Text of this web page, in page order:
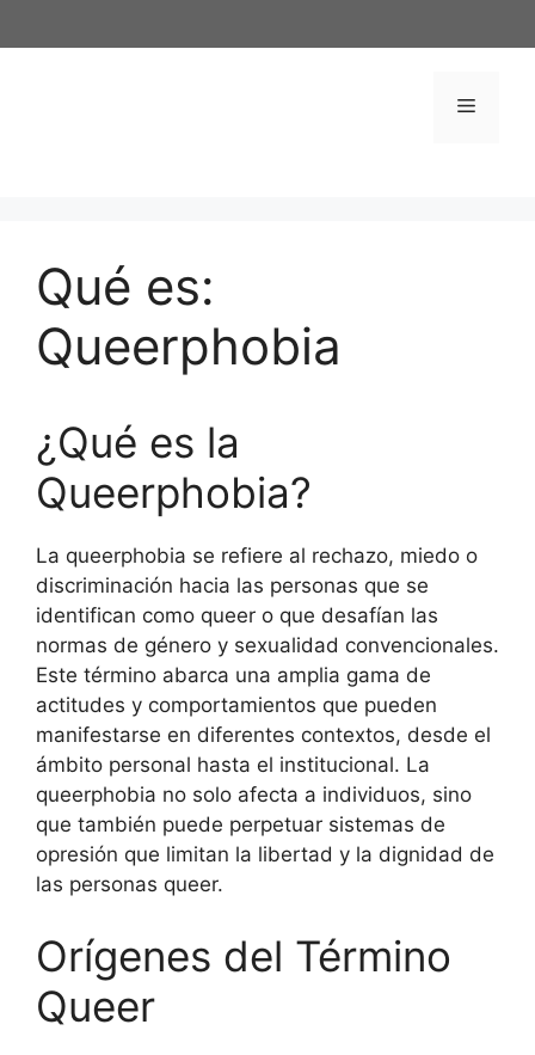
al
Menú
Qué es:
Queerphobia
¿Qué es la
Queerphobia?
La queerphobia se refiere al rechazo, miedo o
discriminación hacia las personas que se
identifican como queer o que desafían las
normas de género y sexualidad convencionales.
Este término abarca una amplia gama de
actitudes y comportamientos que pueden
manifestarse en diferentes contextos, desde el
ámbito personal hasta el institucional. La
queerphobia no solo afecta a individuos, sino
que también puede perpetuar sistemas de
opresión que limitan la libertad y la dignidad de
las personas queer.
Orígenes del Término
Queer